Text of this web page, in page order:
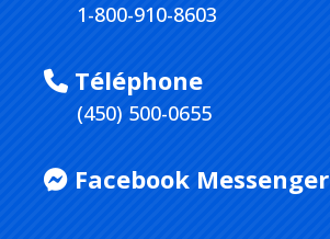
1-800-910-8603
Téléphone
(450) 500-0655
Facebook Messenger